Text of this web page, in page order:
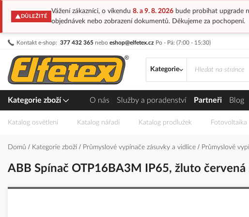
DŮLEŽITÉ
Vážení zákazníci, o víkendu 8. a 9. 8. 2026bude probíhat upgrade
objednávek nebo zobrazení dokumentů. Děkujeme za pochopení.
Kontakt e-shop: 377 432 365 nebo eshop@elfetex.cz Po - Pá: (7:00 - 15:30)
Přejít
obsah
Kategorie
Kategorie zboží O nás Služby a poradenství Partneři Blog
Katalog osvětlení Katalog nářadí Katalog prodlužek Fotovoltaika
Domů Kategorie zboží Průmyslové vypínače zásuvky a vidlice Průmyslové
ABB Spínač OTP16BA3M IP65, žluto